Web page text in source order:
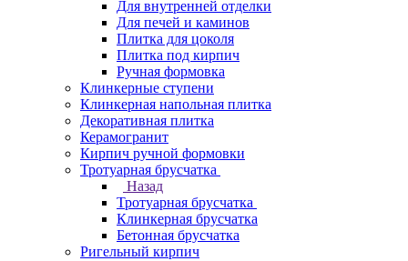
Для внутренней отделки
Для печей и каминов
Плитка для цоколя
Плитка под кирпич
Ручная формовка
Клинкерные ступени
Клинкерная напольная плитка
Декоративная плитка
Керамогранит
Кирпич ручной формовки
Тротуарная брусчатка
Назад
Тротуарная брусчатка
Клинкерная брусчатка
Бетонная брусчатка
Ригельный кирпич